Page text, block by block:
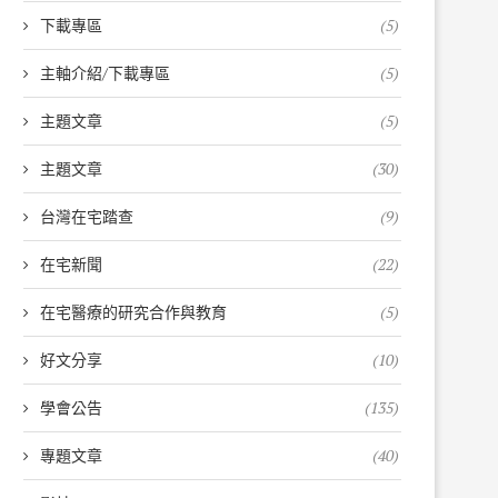
下載專區 (5)
主軸介紹/下載專區 (5)
主題文章 (5)
主題文章 (30)
台灣在宅踏查 (9)
在宅新聞 (22)
在宅醫療的研究合作與教育 (5)
好文分享 (10)
學會公告 (135)
專題文章 (40)